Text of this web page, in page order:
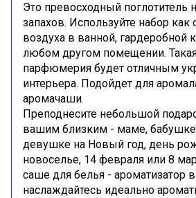
Это превосходный поглотитель
запахов. Используйте набор как
воздуха в ванной, гардеробной
любом другом помещении.
парфюмерия будет отличным
интерьера. Подойдет для
аромачаши.
Преподнесите небольшой
вашим близким - маме,
девушке на Новый год, день
новоселье, 14 февраля или 8
саше для белья - ароматизатор
наслаждайтесь идеально